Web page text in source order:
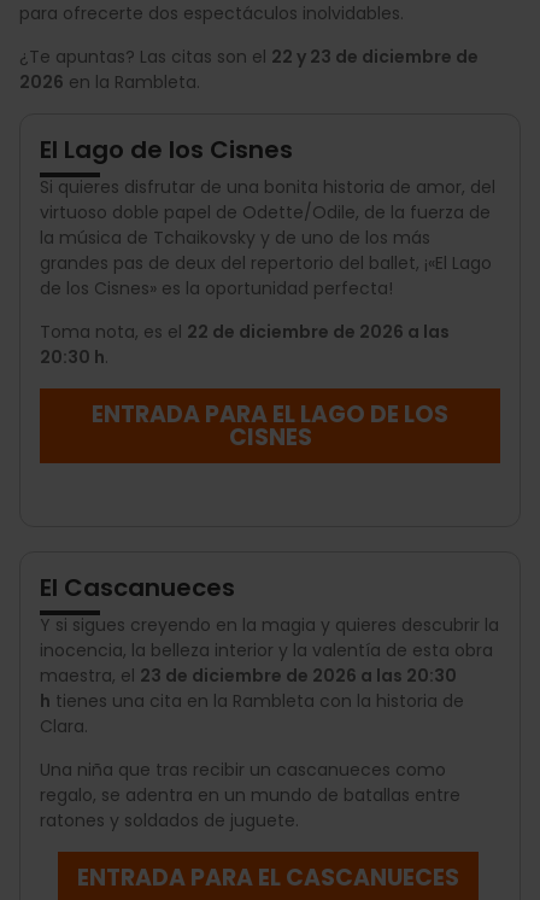
para ofrecerte dos espectáculos inolvidables.
¿Te apuntas? Las citas son el 22 y 23 de diciembre de
2026 en la Rambleta.
El Lago de los Cisnes
Si quieres disfrutar de una bonita historia de amor, del
virtuoso doble papel de Odette/Odile, de la fuerza de
la música de Tchaikovsky y de uno de los más
grandes pas de deux del repertorio del ballet, ¡«El Lago
de los Cisnes» es la oportunidad perfecta!
Toma nota, es el 22 de diciembre de 2026 a las
20:30 h.
ENTRADA PARA EL LAGO DE LOS
CISNES
El Cascanueces
Y si sigues creyendo en la magia y quieres descubrir la
inocencia, la belleza interior y la valentía de esta obra
maestra, el 23 de diciembre de 2026 a las 20:30
h tienes una cita en la Rambleta con la historia de
Clara.
Una niña que tras recibir un cascanueces como
regalo, se adentra en un mundo de batallas entre
ratones y soldados de juguete.
ENTRADA PARA EL CASCANUECES